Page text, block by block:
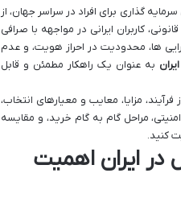
گذاری برای افراد در سراسر جهان، از
کاربران ایرانی در مواجهه با صرافی
ها، محدودیت در احراز هویت، و عدم
به عنوان یک راهکار مطمئن و قابل
مزایا، معایب و معیارهای انتخاب،
مراحل گام به گام خرید، و مقایسه
کنید.
در ایران اهمیت